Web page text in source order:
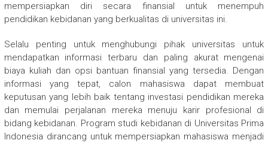
mempersiapkan diri secara finansial untuk menempuh
pendidikan kebidanan yang berkualitas di universitas ini.
Selalu penting untuk menghubungi pihak universitas untuk
mendapatkan informasi terbaru dan paling akurat mengenai
biaya kuliah dan opsi bantuan finansial yang tersedia. Dengan
informasi yang tepat, calon mahasiswa dapat membuat
keputusan yang lebih baik tentang investasi pendidikan mereka
dan memulai perjalanan mereka menuju karir profesional di
bidang kebidanan. Program studi kebidanan di Universitas Prima
Indonesia dirancang untuk mempersiapkan mahasiswa menjadi